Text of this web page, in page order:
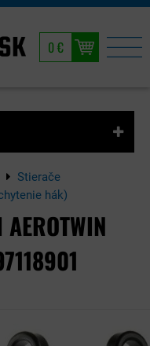
0 €
Stierače
hák)